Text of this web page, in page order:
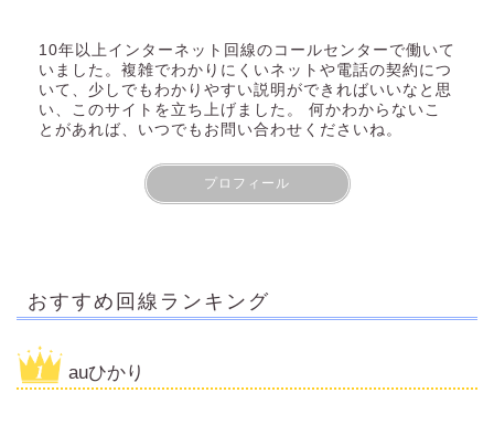
10年以上インターネット回線のコールセンターで働いて
いました。複雑でわかりにくいネットや電話の契約につ
いて、少しでもわかりやすい説明ができればいいなと思
い、このサイトを立ち上げました。 何かわからないこ
とがあれば、いつでもお問い合わせくださいね。
プロフィール
おすすめ回線ランキング
auひかり